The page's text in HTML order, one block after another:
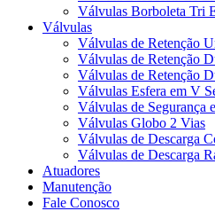
Válvulas Borboleta Tri
Válvulas
Válvulas de Retenção
Válvulas de Retenção
Válvulas de Retenção
Válvulas Esfera em V
Válvulas de Segurança
Válvulas Globo 2 Vias
Válvulas de Descarga
Válvulas de Descarga
Atuadores
Manutenção
Fale Conosco